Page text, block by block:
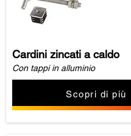
Cardini zincati a caldo
Con tappi in alluminio
Scopri di più